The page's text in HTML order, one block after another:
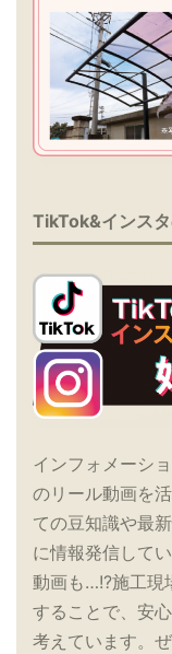
TikTok&インス
インフォメーシ
のリール動画を
ての豆知識や最
に情報発信して
動画も…!?施工現
することで、安
考えています。